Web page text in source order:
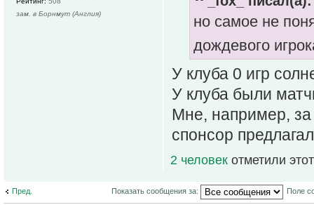
но самое не
дождевого
У клуба 0 игр
У клуба были
Мне, например, за
спонсор
2 человек отметили
зам. в Борнмут (Англия)
Пред. Показать сообщения за: Поле